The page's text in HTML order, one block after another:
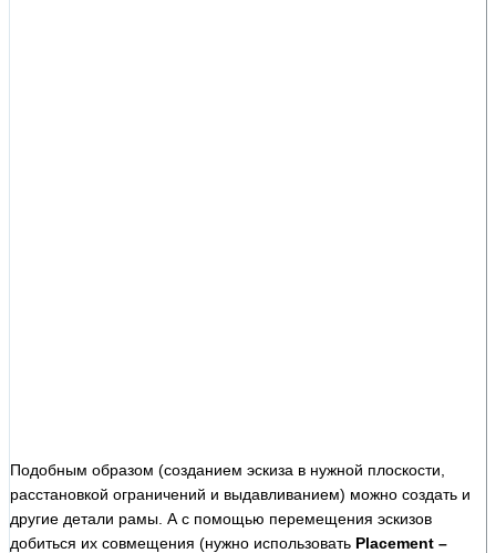
Подобным образом (созданием эскиза в нужной плоскости,
расстановкой ограничений и выдавливанием) можно создать и
другие детали рамы. А с помощью перемещения эскизов
добиться их совмещения (нужно использовать Placement –